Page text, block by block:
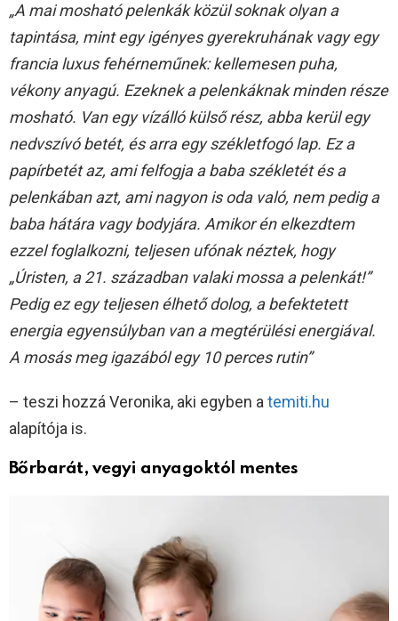
„A mai mosható pelenkák közül soknak olyan a
tapintása, mint egy igényes gyerekruhának vagy egy
francia luxus fehérneműnek: kellemesen puha,
vékony anyagú. Ezeknek a pelenkáknak minden része
mosható. Van egy vízálló külső rész, abba kerül egy
nedvszívó betét, és arra egy székletfogó lap. Ez a
papírbetét az, ami felfogja a baba székletét és a
pelenkában azt, ami nagyon is oda való, nem pedig a
baba hátára vagy bodyjára. Amikor én elkezdtem
ezzel foglalkozni, teljesen ufónak néztek, hogy
„Úristen, a 21. században valaki mossa a pelenkát!”
Pedig ez egy teljesen élhető dolog, a befektetett
energia egyensúlyban van a megtérülési energiával.
A mosás meg igazából egy 10 perces rutin”
– teszi hozzá Veronika, aki egyben atemiti.hu
alapítója is.
Bőrbarát, vegyi anyagoktól mentes